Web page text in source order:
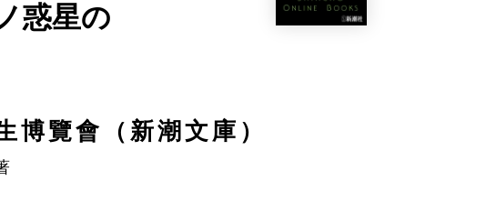
惑星の
博覽會（新潮文庫）